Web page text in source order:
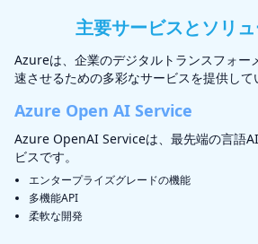
主要サービスとソリ
Azureは、企業のデジタルトランスフォー
速させるための多彩なサービスを提供して
Azure Open AI Service
Azure OpenAI Serviceは、最先端の言語
ビスです。
エンタープライズグレードの機能
多機能API
柔軟な開発